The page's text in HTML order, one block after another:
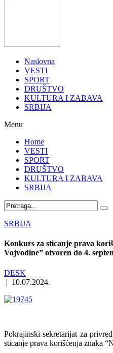
Naslovna
VESTI
SPORT
DRUŠTVO
KULTURA I ZABAVA
SRBIJA
Menu
Home
VESTI
SPORT
DRUŠTVO
KULTURA I ZABAVA
SRBIJA
SRBIJA
Konkurs za sticanje prava
Vojvodine” otvoren do 4.
DESK
| 10.07.2024.
Pokrajinski sekretarijat za
sticanje prava korišćenja znaka